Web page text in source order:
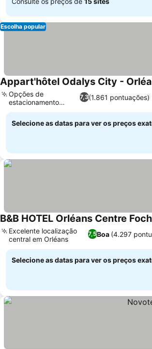
Escolha popular
Appart'hôtel Odalys City -
7,3(1.861 pontuações)
Opções de
estacionamento
seguro
Selecione as datas para ver os preços
B&B HOTEL Orléans Centre Foch
7,5Boa (4.297
Excelente localização
central em Orléans
Selecione as datas para ver os preços